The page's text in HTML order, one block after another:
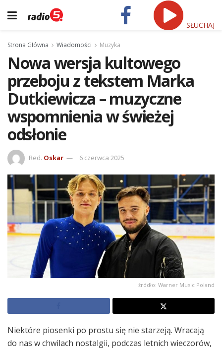
SŁUCHAJ
Strona Główna Wiadomości Muzyka
Nowa wersja kultowego
przeboju z tekstem Marka
Dutkiewicza – muzyczne
wspomnienia w świeżej
odsłonie
Red. Oskar 6 czerwca 2025
źródło: Warner Music Poland
Niektóre piosenki po prostu się nie starzeją. Wracają
do nas w chwilach nostalgii, podczas letnich wieczorów,